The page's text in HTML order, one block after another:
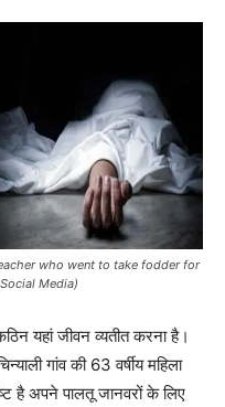
who went to take fodder for
Media)
यहां जीवन व्यतीत करना है।
गांव की 63 वर्षीय महिला
है अपने पालतू जानवरों के लिए